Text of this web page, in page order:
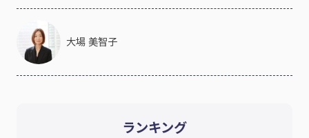
大場 美智子
ランキング